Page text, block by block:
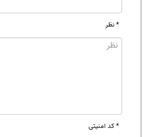
* نظر
* کد امنیتی